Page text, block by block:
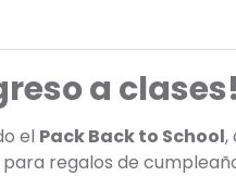
a clases!
el Pack Back to School,
regalos de